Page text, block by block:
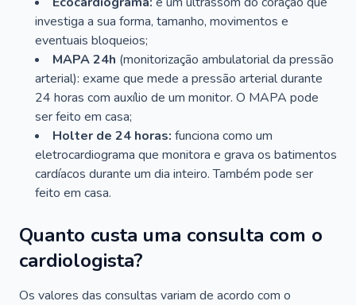
investiga a sua forma, tamanho, movimentos e
eventuais bloqueios;
MAPA 24h (monitorização ambulatorial da pressão
arterial): exame que mede a pressão arterial durante
24 horas com auxílio de um monitor. O MAPA pode
ser feito em casa;
Holter de 24 horas: funciona como um
eletrocardiograma que monitora e grava os batimentos
cardíacos durante um dia inteiro. Também pode ser
feito em casa.
Quanto custa uma consulta com o
cardiologista?
Os valores das consultas variam de acordo com o